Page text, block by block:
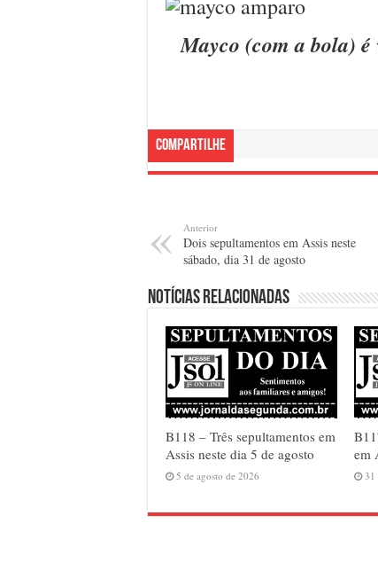
Mayco (com a bola)
Compartilhe
Anterior
Dois sepultamentos em Assis neste
sábado, dia 31 de agosto
Notícias relacionadas
B118 – Três sepultamentos em
Assis neste dia 5 de agosto
5 de agosto de 2026
em
31